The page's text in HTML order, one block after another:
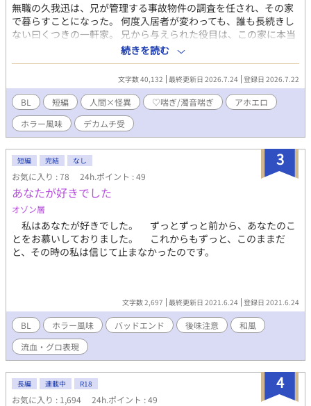
無職の久我迅は、兄が管理する事故物件の調査を任され、その家
で暮らすことになった。 何度入居者が変わっても、誰も長続きし
ない曰くつきの一軒家。 兄から与えられた役目は、この家に本当
に怪異が現れるのかを確かめることだった。 自由気ままな一人暮
らしを満喫するはずだった迅の前に現れたのは、首が折れ、血の
涙を流す男の怪異。 ――なのだが。 「いや、なんでそんなエロい
身体してんだよ……」 高い身長、分厚い胸板、どっしりとした
腰、豊かな尻に逞しい脚。 迅にとって、その怪異は恐怖よりも性
癖ど真ん中の存在だった。 性欲に忠実な迅と、ムチムチどっしり
な人ならざる怪異のめくるめくエロ生活。 奇妙な同居生活の中
で、迅は怪異の男が十数年前に起きた夫婦殺害事件の犯人として
扱われた人物だと知る。 しかし事件を追うほどに明らかになるの
は、報道とはまったく違う男の過去と、事件の真相だった。 それ
を知るたび、迅はただ欲望をぶつけるだけだった怪異に抱く感情
を少しずつ変えていく……。 これは、怪異よりも人間の欲の方が
恐ろしく、怪異の方が振り回される、事故物件を舞台にした人間
×怪異のホラー風味BL。もちろんエロたっぷりです。 --------------
------------------------- 本作は投稿分だけでも一区切りまでお楽しみ
いただけますが、完結編はFANBOX限定で８月に公開予定です。
続きを読む
文字数 40,132 最終更新日 2026.7.24 登録日 2026.7.22
BL 短編 人間×怪異 ♡喘ぎ/濁音喘ぎ
アホエロ
ホラー風味
デカムチ受
3
短編 完結 なし
お気に入り : 78 24h.ポイント : 49
あなたが好きでした
オゾン層
私はあなたが好きでした。 ずっとずっと前から、あなたのこ
とをお慕いしておりました。 これからもずっと、このままだ
と、その時の私は信じて止まなかったのです。
文字数 2,697 最終更新日 2021.6.24 登録日 2021.6.24
BL ホラー風味 バッドエンド 後味注意
和風
流血・グロ表現
4
長編 連載中 R18
お気に入り : 1,694 24h.ポイント : 49